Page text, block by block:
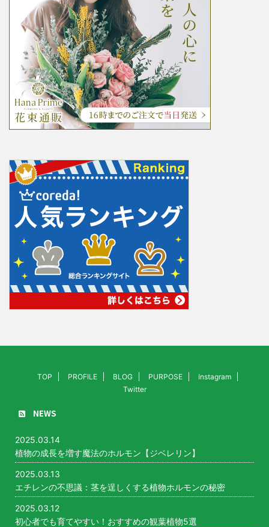
TOP PROFILE BLOG PURPOSE
Instagram
Twitter
NEWS
2025.03.14
植物の成長を増す魔法のホルモン【ジベレリン】
2025.03.13
エチレンの不思議：茎を逞しくする植物ホルモンの秘密
2025.03.12
初心者でも育てやすい！おすすめの観葉植物5選